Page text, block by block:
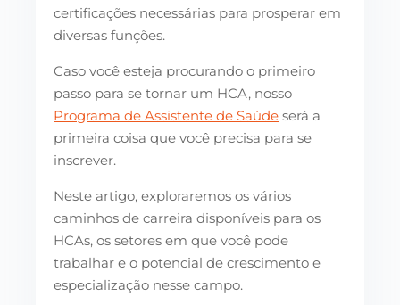
certificações necessárias para prosperar em
diversas funções.
Caso você esteja procurando o primeiro
passo para se tornar um HCA, nosso
Programa de Assistente de Saúde será a
primeira coisa que você precisa para se
inscrever.
Neste artigo, exploraremos os vários
caminhos de carreira disponíveis para os
HCAs, os setores em que você pode
trabalhar e o potencial de crescimento e
especialização nesse campo.